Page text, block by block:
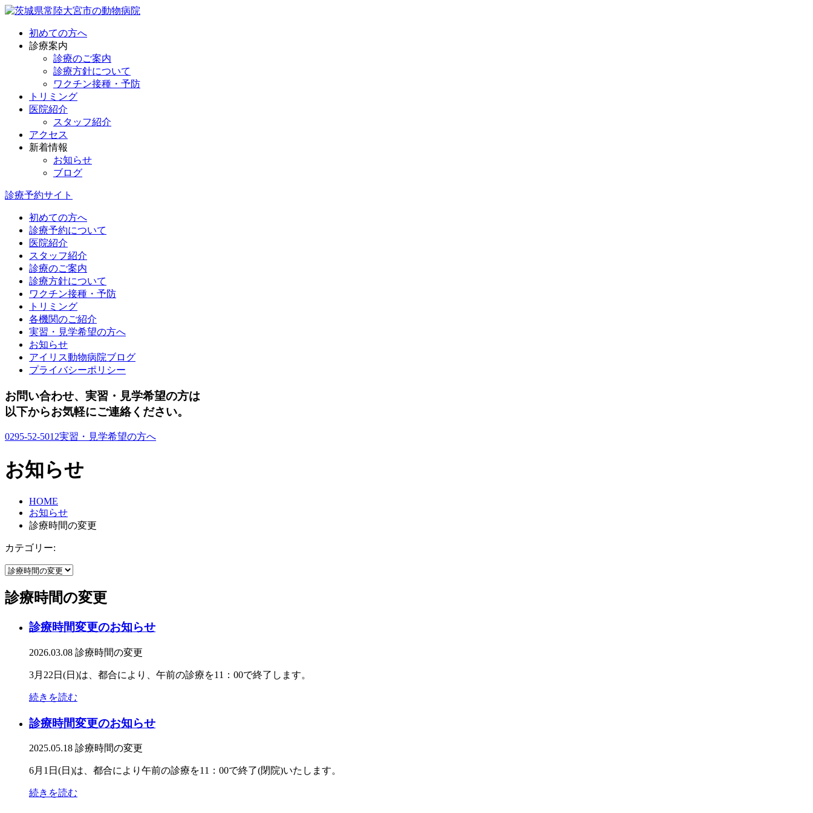
初めての方へ
診療案内
診療のご案内
診療方針について
ワクチン接種・予防
トリミング
医院紹介
スタッフ紹介
アクセス
新着情報
お知らせ
ブログ
診療予約サイト
初めての方へ
診療予約について
医院紹介
スタッフ紹介
診療のご案内
診療方針について
ワクチン接種・予防
トリミング
各機関のご紹介
実習・見学希望の方へ
お知らせ
アイリス動物病院ブログ
プライバシーポリシー
お問い合わせ、実習・見学希望の方は
以下からお気軽にご連絡ください。
0295-52-5012実習・見学希望の方へ
お知らせ
HOME
お知らせ
診療時間の変更
カテゴリー:
診療時間の変更
診療時間変更のお知らせ
2026.03.08 診療時間の変更
3月22日(日)は、都合により、午前の診療を11：00で終了します。
続きを読む
診療時間変更のお知らせ
2025.05.18 診療時間の変更
6月1日(日)は、都合により午前の診療を11：00で終了(閉院)いたします。
続きを読む